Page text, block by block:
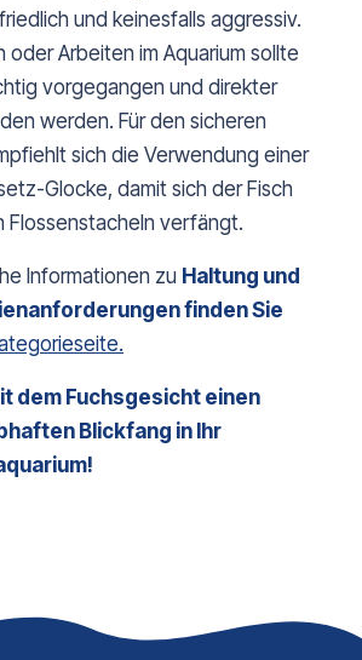
und keinesfalls aggressiv.
oder Arbeiten im Aquarium sollte
vorgegangen und direkter
werden. Für den sicheren
sich die Verwendung einer
Glocke, damit sich der Fisch
Flossenstacheln verfängt.
Informationen zu Haltung und
finden Sie
dem Fuchsgesicht einen
Blickfang in Ihr